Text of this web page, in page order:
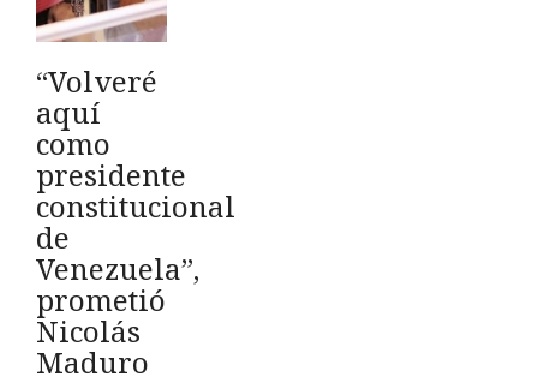
“Volveré
aquí
como
presidente
constitucional
de
Venezuela”,
prometió
Nicolás
Maduro